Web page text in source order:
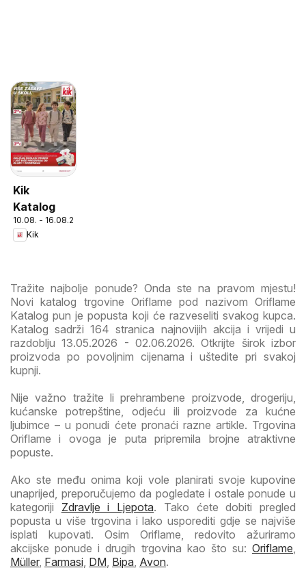
Kik
Katalog
10.08. - 16.08.2026
Kik
Tražite najbolje ponude? Onda ste na pravom mjestu!
Novi katalog trgovine Oriflame pod nazivom Oriflame
Katalog pun je popusta koji će razveseliti svakog kupca.
Katalog sadrži 164 stranica najnovijih akcija i vrijedi u
razdoblju 13.05.2026 - 02.06.2026. Otkrijte širok izbor
proizvoda po povoljnim cijenama i uštedite pri svakoj
kupnji.
Nije važno tražite li prehrambene proizvode, drogeriju,
kućanske potrepštine, odjeću ili proizvode za kućne
ljubimce – u ponudi ćete pronaći razne artikle. Trgovina
Oriflame i ovoga je puta pripremila brojne atraktivne
popuste.
Ako ste među onima koji vole planirati svoje kupovine
unaprijed, preporučujemo da pogledate i ostale ponude u
kategoriji Zdravlje i Ljepota. Tako ćete dobiti pregled
popusta u više trgovina i lako usporediti gdje se najviše
isplati kupovati. Osim Oriflame, redovito ažuriramo
akcijske ponude i drugih trgovina kao što su: Oriflame
Müller, Farmasi DM Bipa Avon.